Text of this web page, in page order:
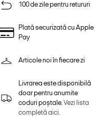
100 de zile pentru retururi
Plată securizată cu Apple
Pay
Articole noi în fiecare zi
Livrarea este disponibilă
doar pentru anumite
coduri poștale.Vezi lista
completă aici.